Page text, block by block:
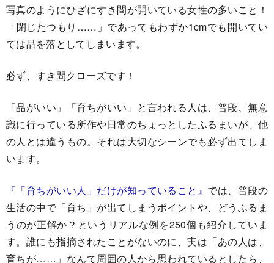
写真のようにひざにすき間が開いている女性の多いこと！
「閉じたつもり……」であってもわずか1cmでも開いてい
ては品を落としてしまいます。
必ず、すき間クローズです！
「品がいい」「育ちがいい」と言われる人は、普段、無意
識に行っている所作や日常のちょっとしたふるまいが、他
の人とは違うもの。それは大切なシーンでも必ず出てしま
います。
『「育ちがいい人」だけが知っていること』 では、普段の
生活の中で「育ち」が出てしまうポイントや、どうふるま
うのが正解か？というリアルな例を250個も紹介していま
す。誰にも指摘されたことがないのに、実は「あの人は、
育ちが……」なんて周囲の人から思われているとしたら、